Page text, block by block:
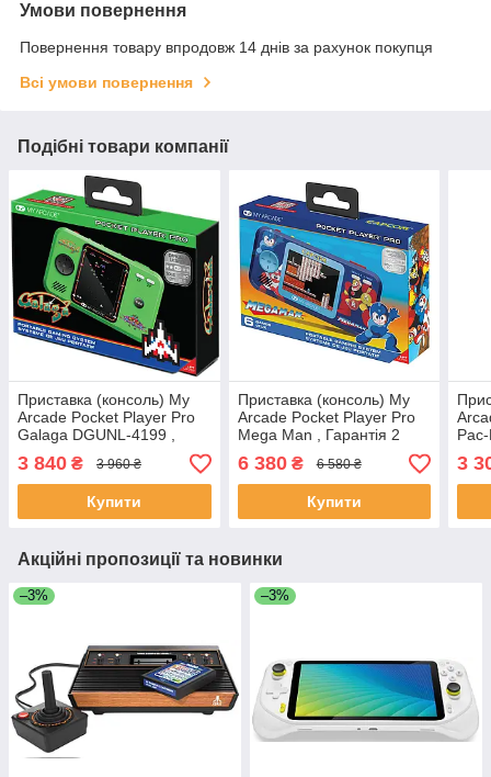
Умови повернення
Повернення товару впродовж 14 днів за рахунок покупця
Всі умови повернення
Подібні товари компанії
Приставка (консоль) My
Arcade Pocket Player Pro
Galaga DGUNL-4199 ,
Гарантія 2 роки
3 840 ₴ 3 960 ₴
Купити
Приставка (консоль) My
Arcade Pocket Player Pro
Mega Man , Гарантія 2
роки
6 380₴ 6 580 ₴
Купити
3
Акційні пропозиції та новинки
–3% –3%